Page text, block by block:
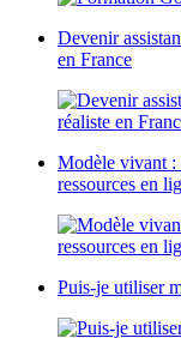
Devenir
en France
Modèle vivant :
ressources en
Puis-je utiliser